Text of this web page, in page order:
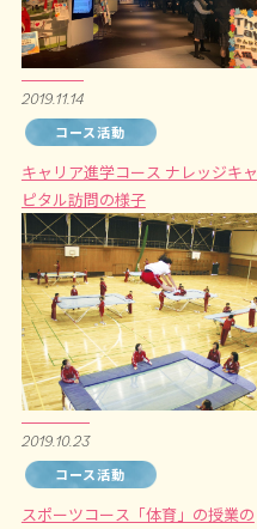
2019.11.14
コース活動
キャリア進学コース ナレッジキャ
ピタル訪問の様子
2019.10.23
コース活動
スポーツコース「体育」の授業の